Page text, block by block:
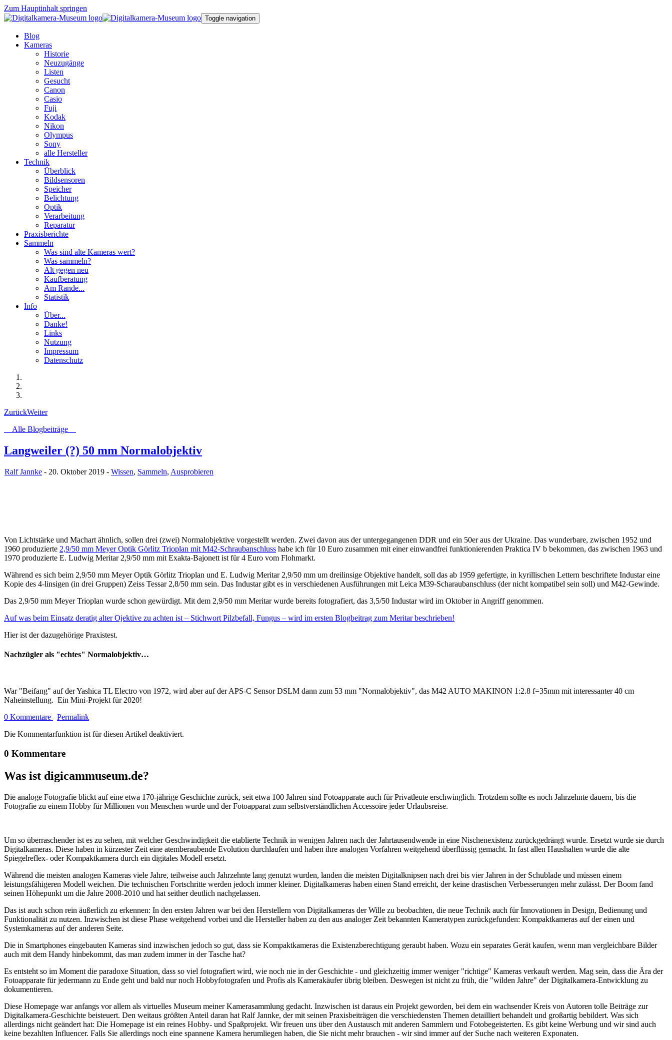
Zum Hauptinhalt springen
Toggle navigation
Blog
Kameras
Historie
Neuzugänge
Listen
Gesucht
Canon
Casio
Fuji
Kodak
Nikon
Olympus
Sony
alle Hersteller
Technik
Überblick
Bildsensoren
Speicher
Belichtung
Optik
Verarbeitung
Reparatur
Praxisberichte
Sammeln
Was sind alte Kameras wert?
Was sammeln?
Alt gegen neu
Kaufberatung
Am Rande...
Statistik
Info
Über...
Danke!
Links
Nutzung
Impressum
Datenschutz
ZurückWeiter
Alle Blogbeiträge
Langweiler (?) 50 mm Normalobjektiv
Ralf Jannke - 20. Oktober 2019 - Wissen, Sammeln, Ausprobieren
Von Lichtstärke und Machart ähnlich, sollen drei (zwei) Normalobjektive vorgestellt werden. Zwei davon aus der untergegangenen DDR und ein 50er aus der Ukraine. Das wunderbare, zwischen 1952 und
1960 produzierte 2,9/50 mm Meyer Optik Görlitz Trioplan mit M42-Schraubanschluss habe ich für 10 Euro zusammen mit einer einwandfrei funktionierenden Praktica IV b bekommen, das zwischen 1963 und
1970 produzierte E. Ludwig Meritar 2,9/50 mm mit Exakta-Bajonett ist für 4 Euro vom Flohmarkt.
Während es sich beim 2,9/50 mm Meyer Optik Görlitz Trioplan und E. Ludwig Meritar 2,9/50 mm um dreilinsige Objektive handelt, soll das ab 1959 gefertigte, in kyrillischen Lettern beschriftete Industar eine
Kopie des 4-linsigen (in drei Gruppen) Zeiss Tessar 2,8/50 mm sein. Das Industar gibt es in verschiedenen Ausführungen mit Leica M39-Scharaubanschluss (der nicht kompatibel sein soll) und M42-Gewinde.
Das 2,9/50 mm Meyer Trioplan wurde schon gewürdigt. Mit dem 2,9/50 mm Meritar wurde bereits fotografiert, das 3,5/50 Industar wird im Oktober in Angriff genommen.
Auf was beim Einsatz deratig alter Ojektive zu achten ist – Stichwort Pilzbefall, Fungus – wird im ersten Blogbeitrag zum Meritar beschrieben!
Hier ist der dazugehörige Praxistest.
Nachzügler als "echtes" Normalobjektiv…
War "Beifang" auf der Yashica TL Electro von 1972, wird aber auf der APS-C Sensor DSLM dann zum 53 mm "Normalobjektiv", das M42 AUTO MAKINON 1:2.8 f=35mm mit interessanter 40 cm
Naheinstellung. Ein Mini-Projekt für 2020!
0 Kommentare
Permalink
Die Kommentarfunktion ist für diesen Artikel deaktiviert.
0 Kommentare
Was ist digicammuseum.de?
Die analoge Fotografie blickt auf eine etwa 170-jährige Geschichte zurück, seit etwa 100 Jahren sind Fotoapparate auch für Privatleute erschwinglich. Trotzdem sollte es noch Jahrzehnte dauern, bis die
Fotografie zu einem Hobby für Millionen von Menschen wurde und der Fotoapparat zum selbstverständlichen Accessoire jeder Urlaubsreise.
Um so überraschender ist es zu sehen, mit welcher Geschwindigkeit die etablierte Technik in wenigen Jahren nach der Jahrtausendwende in eine Nischenexistenz zurückgedrängt wurde. Ersetzt wurde sie durch
Digitalkameras. Diese haben in kürzester Zeit eine atemberaubende Evolution durchlaufen und haben ihre analogen Vorfahren weitgehend überflüssig gemacht. In fast allen Haushalten wurde die alte
Spiegelreflex- oder Kompaktkamera durch ein digitales Modell ersetzt.
Während die meisten analogen Kameras viele Jahre, teilweise auch Jahrzehnte lang genutzt wurden, landen die meisten Digitalknipsen nach drei bis vier Jahren in der Schublade und müssen einem
leistungsfähigeren Modell weichen. Die technischen Fortschritte werden jedoch immer kleiner. Digitalkameras haben einen Stand erreicht, der keine drastischen Verbesserungen mehr zulässt. Der Boom fand
seinen Höhepunkt um die Jahre 2008-2010 und hat seither deutlich nachgelassen.
Das ist auch schon rein äußerlich zu erkennen: In den ersten Jahren war bei den Herstellern von Digitalkameras der Wille zu beobachten, die neue Technik auch für Innovationen in Design, Bedienung und
Funktionalität zu nutzen. Inzwischen ist diese Phase weitgehend vorbei und die Hersteller haben zu den aus analoger Zeit bekannten Kameratypen zurückgefunden: Kompaktkameras auf der einen und
Systemkameras auf der anderen Seite.
Die in Smartphones eingebauten Kameras sind inzwischen jedoch so gut, dass sie Kompaktkameras die Existenzberechtigung geraubt haben. Wozu ein separates Gerät kaufen, wenn man vergleichbare Bilder
auch mit dem Handy hinbekommt, das man zudem immer in der Tasche hat?
Es entsteht so im Moment die paradoxe Situation, dass so viel fotografiert wird, wie noch nie in der Geschichte - und gleichzeitig immer weniger "richtige" Kameras verkauft werden. Mag sein, dass die Ära der
Fotoapparate für jedermann zu Ende geht und bald nur noch Hobbyfotografen und Profis als Kamerakäufer übrig bleiben. Deswegen ist nicht zu früh, die "wilden Jahre" der Digitalkamera-Entwicklung zu
dokumentieren.
Diese Homepage war anfangs vor allem als virtuelles Museum meiner Kamerasammlung gedacht. Inzwischen ist daraus ein Projekt geworden, bei dem ein wachsender Kreis von Autoren tolle Beiträge zur
Digitalkamera-Geschichte beisteuert. Den weitaus größten Anteil daran hat Ralf Jannke, der mit seinen Praxisbeiträgen die verschiedensten Themen detailliert behandelt und großartig bebildert. Was sich
allerdings nicht geändert hat: Die Homepage ist ein reines Hobby- und Spaßprojekt. Wir freuen uns über den Austausch mit anderen Sammlern und Fotobegeisterten. Es gibt keine Werbung und wir sind auch
keine bezahlten Influencer. Falls Sie allerdings noch eine spannene Kamera herumliegen haben, die Sie nicht mehr brauchen - wir sind immer auf der Suche nach weiteren Exponaten.